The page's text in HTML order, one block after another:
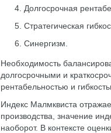
Долгосрочная
Стратегическая
Синергизм.
Необходимость
долгосрочными и
рентабельностью и
Индекс Малмквиста
производства, значение
наоборот. В контексте